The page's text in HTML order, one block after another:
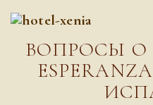
ВОПРОСЫ О